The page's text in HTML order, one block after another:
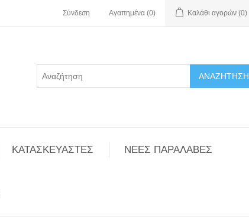
Σύνδεση Αγαπημένα (0) Καλάθι αγορών (0)
ΑΝΑΖΉΤΗΣΗ
ΚΑΤΑΣΚΕΥΑΣΤΕΣ ΝΕΕΣ ΠΑΡΑΛΑΒΕΣ